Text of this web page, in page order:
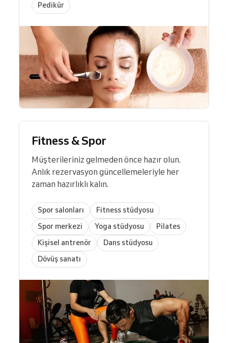
Pedikür
Fitness & Spor
Müşterileriniz gelmeden önce hazır olun.
Anlık rezervasyon güncellemeleriyle her
zaman hazırlıklı kalın.
Spor salonları
Fitness stüdyosu
Spor merkezi
Yoga stüdyosu
Pilates
Kişisel antrenör
Dans stüdyosu
Dövüş sanatı